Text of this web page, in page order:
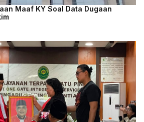
Maaf KY Soal Data Dugaan